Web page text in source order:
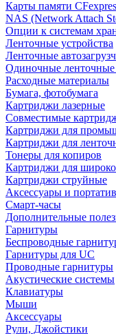
Карты памяти
NAS (Network Attach
Опции к системам
Ленточные устройства
Ленточные
Одиночные ленточные
Расходные материалы
Бумага, фотобумага
Картриджи лазерные
Совместимые
Картриджи для
Картриджи для
Тонеры для копиров
Картриджи для
Картриджи струйные
Аксессуары и
Смарт-часы
Дополнительные
Гарнитуры
Беспроводные
Гарнитуры для UC
Проводные гарнитуры
Акустические системы
Клавиатуры
Мыши
Аксессуары
Рули, Джойстики